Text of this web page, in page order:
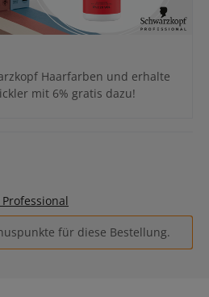
Haarfarben und erhalte
mit 6% gratis dazu!
für diese Bestellung.